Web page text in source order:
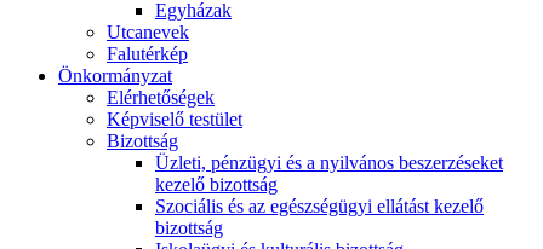
Egyházak
Utcanevek
Falutérkép
Önkormányzat
Elérhetőségek
Képviselő testület
Bizottság
Üzleti, pénzügyi és a nyilvános beszerzéseket
kezelő bizottság
Szociális és az egészségügyi ellátást kezelő
bizottság